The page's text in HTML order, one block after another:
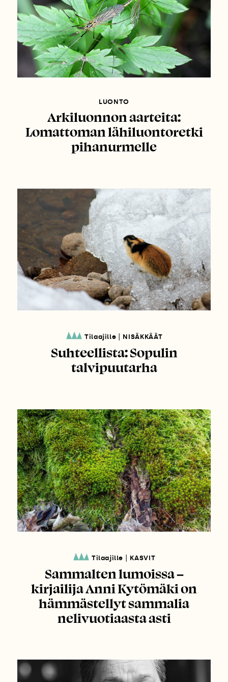
LUONTO
Arkiluonnon aarteita:
Lomattoman lähiluontoretki
pihanurmelle
Tilaajille NISÄKKÄÄT
Suhteellista: Sopulin
talvipuutarha
Tilaajille KASVIT
Sammalten lumoissa –
kirjailija Anni Kytömäki on
hämmästellyt sammalia
nelivuotiaasta asti